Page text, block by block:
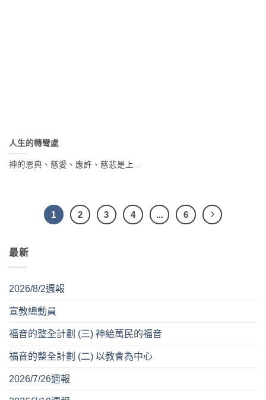
人生的轉彎處
神的恩典、慈愛、應許、慈悲是上...
1 2 3 4 ... 6
最新
2026/8/2週報
宣教總動員
福音的整全計劃 (三) 神給萬民的福音
福音的整全計劃 (二) 以教會為中心
2026/7/26週報